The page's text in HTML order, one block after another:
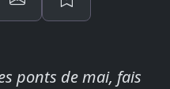
ponts de mai, fais